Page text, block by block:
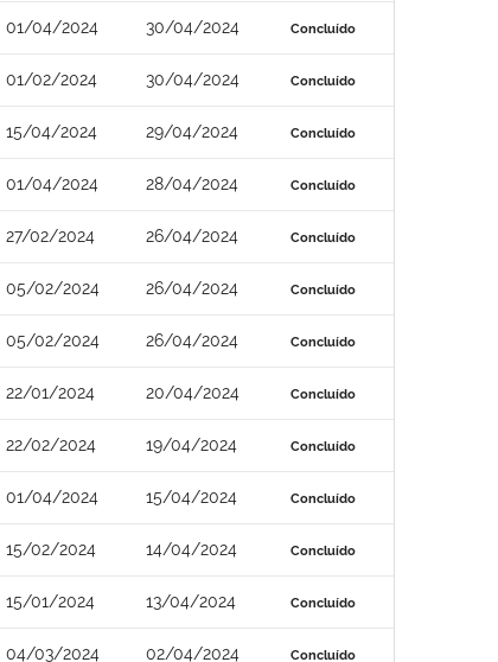
01/04/2024 30/04/2024 Concluído
01/02/2024 30/04/2024 Concluído
15/04/2024 29/04/2024 Concluído
01/04/2024 28/04/2024 Concluído
27/02/2024 26/04/2024 Concluído
05/02/2024 26/04/2024 Concluído
05/02/2024 26/04/2024 Concluído
22/01/2024 20/04/2024 Concluído
22/02/2024 19/04/2024 Concluído
01/04/2024 15/04/2024 Concluído
15/02/2024 14/04/2024 Concluído
15/01/2024 13/04/2024 Concluído
04/03/2024 02/04/2024 Concluído